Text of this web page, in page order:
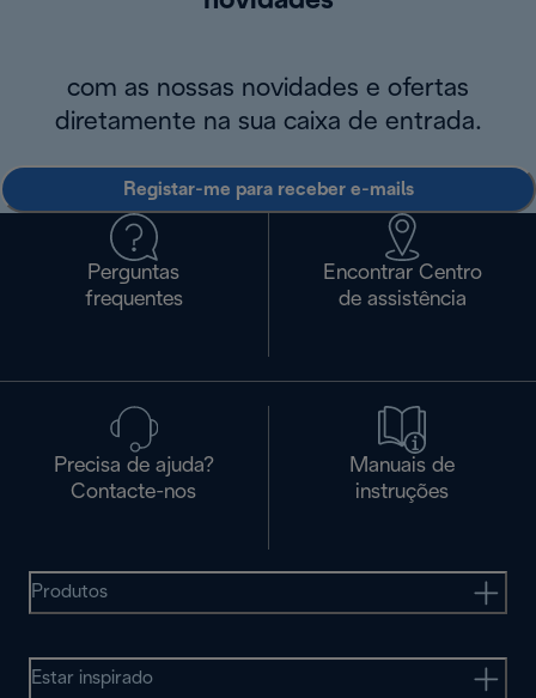
com as nossas novidades e ofertas
diretamente na sua caixa de entrada.
Registar-me para receber e-mails
Perguntas
frequentes
Encontrar Centro
de assistência
Precisa de ajuda?
Contacte-nos
Manuais de
instruções
Produtos
Estar inspirado